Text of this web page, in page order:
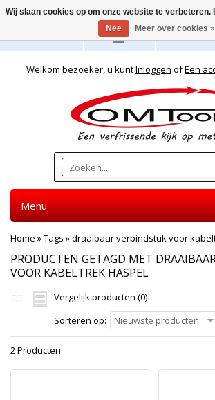
Nederlands
Welkom bezoeker, u kuntInloggen ofEen
Menu
Home »Tags »draaibaar verbindstuk voor
PRODUCTEN GETAGD MET
VOOR KABELTREK HASPEL
Vergelijk producten (0)
Sorteren op:
Nieuwste producten
2 Producten
Wij slaan cookies op om onze website te verbeteren.
Nee
Meer over cookies »